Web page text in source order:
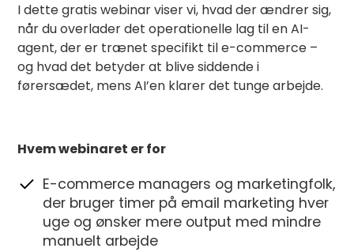
I dette gratis webinar viser vi, hvad der ændrer sig,
når du overlader det operationelle lag til en AI-
agent, der er trænet specifikt til e-commerce –
og hvad det betyder at blive siddende i
førersædet, mens AI’en klarer det tunge arbejde.
Hvem webinaret er for
E-commerce managers og marketingfolk,
der bruger timer på email marketing hver
uge og ønsker mere output med mindre
manuelt arbejde